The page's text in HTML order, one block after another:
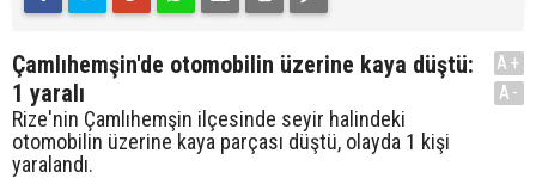
Çamlıhemşin'de otomobilin üzerine kaya düştü:
1 yaralı
Rize'nin Çamlıhemşin ilçesinde seyir halindeki
otomobilin üzerine kaya parçası düştü, olayda 1 kişi
yaralandı.
A+
A-